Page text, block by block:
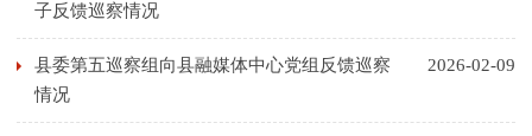
子反馈巡察情况
2026-02-09
县委第五巡察组向县融媒体中心党组反馈巡察
情况